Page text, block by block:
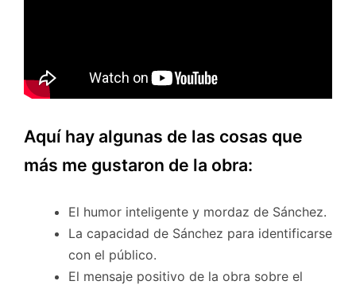
Aquí hay algunas de las cosas que
más me gustaron de la obra:
El humor inteligente y mordaz de Sánchez.
La capacidad de Sánchez para identificarse
con el público.
El mensaje positivo de la obra sobre el